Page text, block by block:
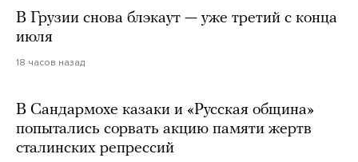
В Грузии снова блэкаут — уже третий с конца
июля
18 часов назад
В Сандармохе казаки и «Русская община»
попытались сорвать акцию памяти жертв
сталинских репрессий